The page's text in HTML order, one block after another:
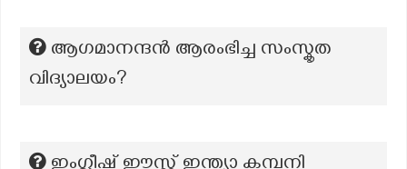
ആഗമാനന്ദൻ ആരംഭിച്ച സംസ്കൃത
വിദ്യാലയം?